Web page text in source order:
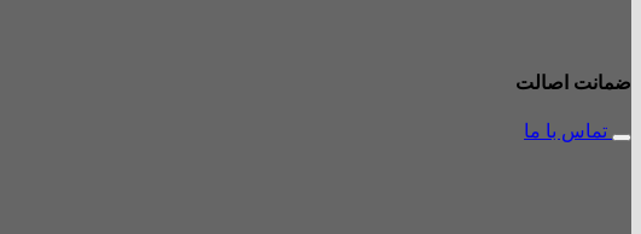
ضمانت اصالت
تماس با ما